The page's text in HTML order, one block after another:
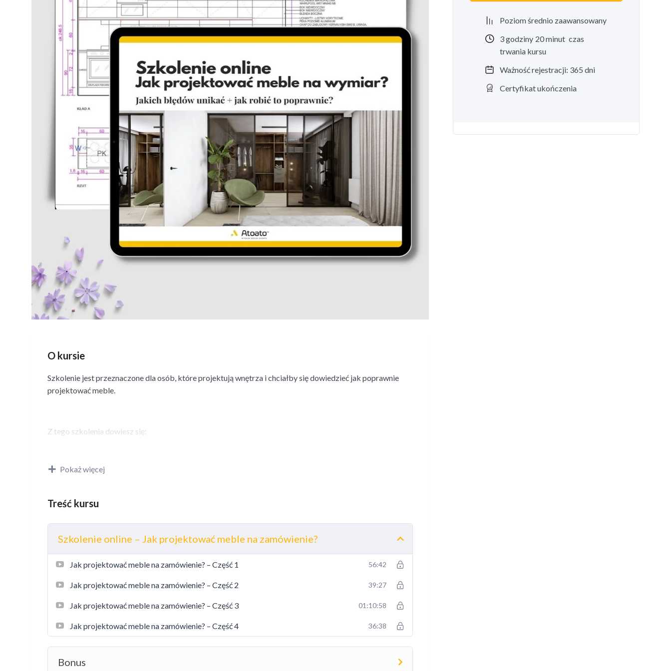
O kursie
Szkolenie jest przeznaczone dla osób, które projektują wnętrza i chciałby się dowiedzieć jak poprawnie
projektować meble.
Z tego szkolenia dowiesz się:
Na jakim etapie powinno dobierać się poszczególne materiały.
Jak opisywać dokumentację techniczną.
Jakich błędów nie popełniać.
Na co trzeba uważać, jeśli chcesz zastosować nietypowe rozwiązania.
Jak projektować meble kuchenne.
Jak zaprojektować garderobę.
Szkolenie trwa 3 h 20 minut.
Bonus
Pokaż więcej
Treść kursu
Szkolenie online – Jak projektować meble na zamówienie?
Jak projektować meble na zamówienie? – Część 1 56:42
Jak projektować meble na zamówienie? – Część 2 39:27
Jak projektować meble na zamówienie? – Część 3 01:10:58
Jak projektować meble na zamówienie? – Część 4 36:38
Bonus
Poziom średnio zaawansowany
3godziny 20minut czas
trwania kursu
Ważność rejestracji: 365 dni
Certyfikat ukończenia